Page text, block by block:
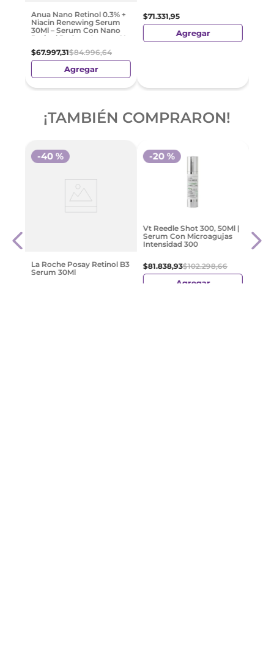
Anua Nano Retinol 0.3% +
Niacin Renewing Serum
30Ml – Serum Con Nano
Retinol Reduce Arrugas Y
$67.997,31$84.996,64
Agregar
$71.331,95
Agregar
¡TAMBIÉN COMPRARON!
La Roche Posay Retinol B3
Serum 30Ml
-40 %
Vt Reedle Shot 300, 50Ml |
Serum Con Microagujas
Intensidad 300
$81.838,93$102.298,66
-20 %
Agregar
De
Piel